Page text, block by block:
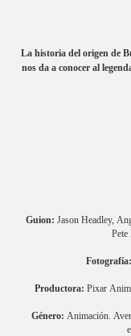
La historia del origen de
nos da a conocer al
Guion: Jason Headley,
Fotografía:
Productora: Pixar
Género: Animación.